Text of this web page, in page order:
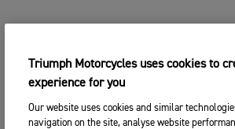
Triumph Motorcycles uses cookies to
experience for you
Our website uses cookies and similar
navigation on the site, analyse website